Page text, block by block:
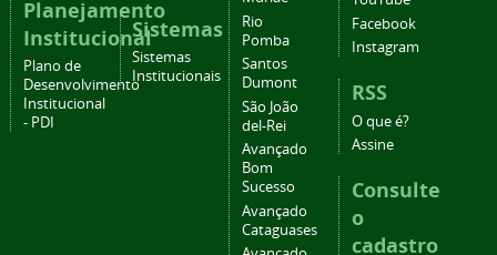
Planejamento
Institucional
Plano de
Desenvolvimento
Institucional
- PDI
Sistemas
Sistemas
Institucionais
Rio
Pomba
Santos
Dumont
São João
del-Rei
Avançado
Bom
Sucesso
Avançado
Cataguases
Facebook
Instagram
RSS
O que é?
Assine
Consulte
o
cadastro